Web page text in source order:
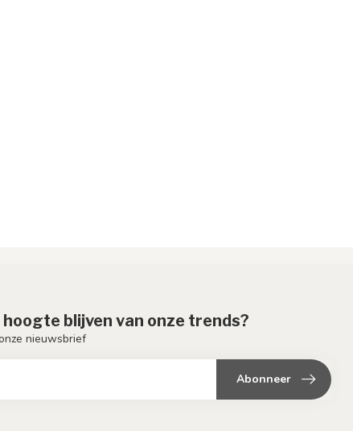
hoogte blijven van onze trends?
nieuwsbrief
Abonneer